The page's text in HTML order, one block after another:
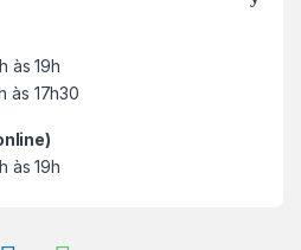
às 19h
às 17h30
às 19h